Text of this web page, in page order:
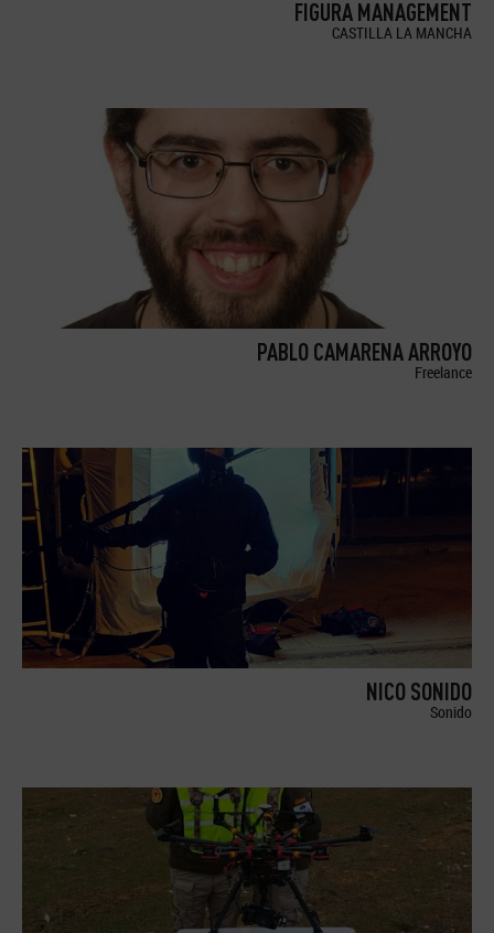
FIGURA MANAGEMENT
CASTILLA LA MANCHA
PABLO CAMARENA ARROYO
Freelance
NICO SONIDO
Sonido